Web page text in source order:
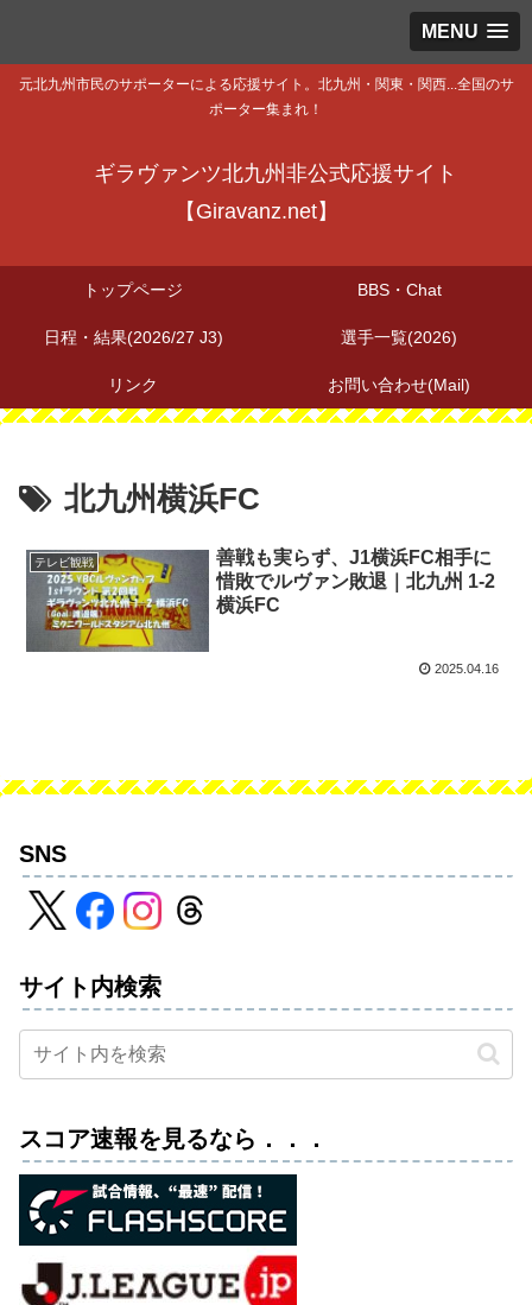
MENU
元北九州市民のサポーターによる応援サイト。北九州・関東・関西...全国のサ
ポーター集まれ！
ギラヴァンツ北九州非公式応援サイト
【Giravanz.net】
トップページ BBS・Chat
日程・結果(2026/27 J3) 選手一覧(2026)
リンク お問い合わせ(Mail)
北九州横浜FC
テレビ観戦
善戦も実らず、J1横浜FC相手に
惜敗でルヴァン敗退｜北九州 1-2
横浜FC
2025.04.16
SNS
サイト内検索
スコア速報を見るなら．．．